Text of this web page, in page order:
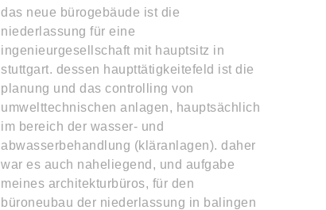
das neue bürogebäude ist die
niederlassung für eine
ingenieurgesellschaft mit hauptsitz in
stuttgart. dessen haupttätigkeitefeld ist die
planung und das controlling von
umwelttechnischen anlagen, hauptsächlich
im bereich der wasser- und
abwasserbehandlung (kläranlagen). daher
war es auch naheliegend, und aufgabe
meines architekturbüros, für den
büroneubau der niederlassung in balingen